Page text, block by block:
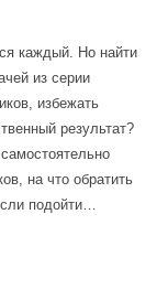
каждый. Но найти
из серии
избежать
результат?
на что обратить
подойти…